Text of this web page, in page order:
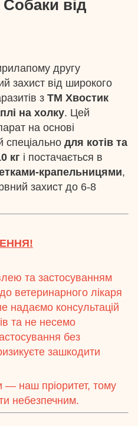
від
другу
захист від широкого
з ТМ Хвостик
на холку. Цей
на основі
спеціально для котів та
кг і постачається в
крапельницями,
захист до 6-8
та застосуванням
ветеринарного лікаря
надаємо консультацій
та не несемо
без
зашкодити
— наш пріоритет, тому
небезпечним.